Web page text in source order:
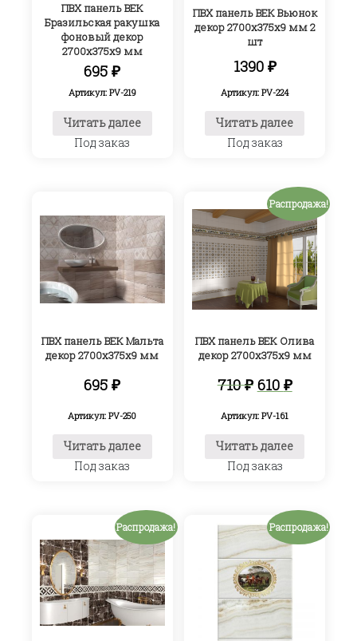
ПВХ панель ВЕК
Бразильская ракушка
фоновый декор
2700х375х9 мм
695₽
Артикул: PV-219
Читать далее
Под заказ
ПВХ панель ВЕК Вьюнок
декор 2700х375х9 мм 2
шт
1390 ₽
Артикул: PV-224
Читать далее
Под заказ
ПВХ панель ВЕК Мальта
декор 2700х375х9 мм
695₽
Артикул: PV-250
Читать далее
Под заказ
Распродажа!
ПВХ панель ВЕК Олива
декор 2700х375х9 мм
710₽
цена
составляла
610 ₽
цена:
Артикул: PV-161
Читать далее
Под заказ
Распродажа! Распродажа!